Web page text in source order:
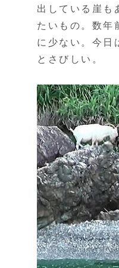
出している崖も
たいもの。数年
に少ない。今日
とさびしい。